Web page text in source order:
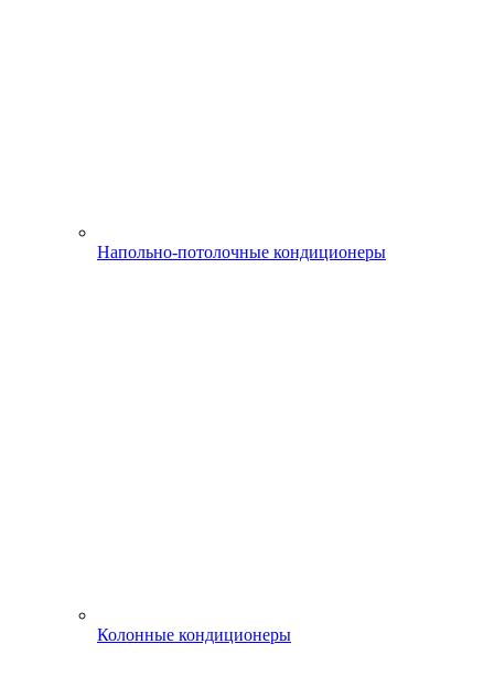
Напольно-потолочные кондиционеры
Колонные кондиционеры